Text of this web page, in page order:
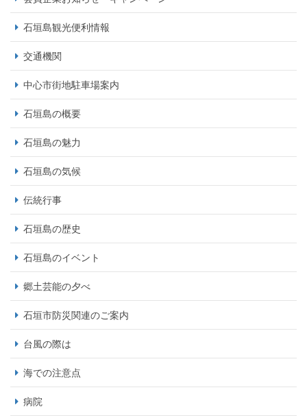
石垣島観光便利情報
交通機関
中心市街地駐車場案内
石垣島の概要
石垣島の魅力
石垣島の気候
伝統行事
石垣島の歴史
石垣島のイベント
郷土芸能の夕べ
石垣市防災関連のご案内
台風の際は
海での注意点
病院